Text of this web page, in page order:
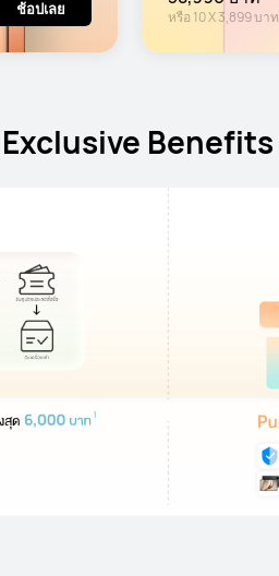
ช้อปเลย หรือ 10X3,899 บาท
Benefits